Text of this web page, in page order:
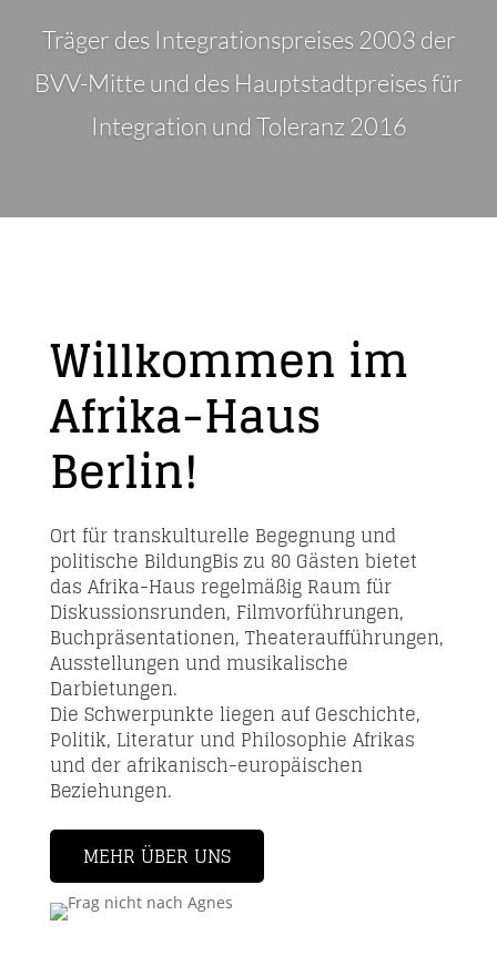
Träger des Integrationspreises 2003 der
BVV-Mitte und des Hauptstadtpreises für
Integration und Toleranz 2016
Willkommen im
Afrika-Haus
Berlin!
Ort für transkulturelle Begegnung und
politische BildungBis zu 80 Gästen bietet
das Afrika-Haus regelmäßig Raum für
Diskussionsrunden, Filmvorführungen,
Buchpräsentationen, Theateraufführungen,
Ausstellungen und musikalische
Darbietungen.
Die Schwerpunkte liegen auf Geschichte,
Politik, Literatur und Philosophie Afrikas
und der afrikanisch-europäischen
Beziehungen.
MEHR ÜBER UNS